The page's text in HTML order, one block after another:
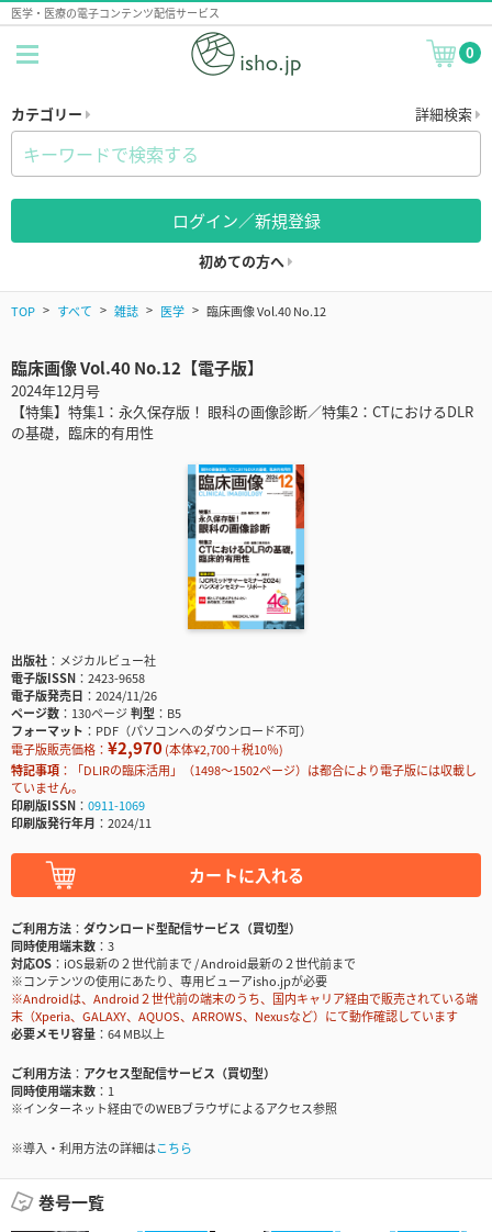
医学・医療の電子コンテンツ配信サービス
0
カテゴリー 詳細検索
ログイン／新規登録
初めての方へ
TOP すべて 雑誌 医学 臨床画像 Vol.40 No.12
臨床画像 Vol.40 No.12【電子版】
2024年12月号
【特集】特集1：永久保存版！ 眼科の画像診断／特集2：CTにおけるDLR
の基礎，臨床的有用性
出版社
メジカルビュー社
電子版ISSN
2423-9658
電子版発売日
2024/11/26
ページ数
130ページ判型
B5
フォーマット
PDF（パソコンへのダウンロード不可）
電子版販売価格： ¥2,970(本体¥2,700＋税10％)
特記事項
「DLIRの臨床活用」（1498〜1502ページ）は都合により電子版には収載し
ていません。
印刷版ISSN
0911-1069
印刷版発行年月
2024/11
カートに入れる
ご利用方法
ダウンロード型配信サービス（買切型）
同時使用端末数
3
対応OS
iOS最新の２世代前まで / Android最新の２世代前まで
※コンテンツの使用にあたり、専用ビューアisho.jpが必要
※Androidは、Android２世代前の端末のうち、国内キャリア経由で販売されている端
末（Xperia、GALAXY、AQUOS、ARROWS、Nexusなど）にて動作確認しています
必要メモリ容量
64 MB以上
ご利用方法
アクセス型配信サービス（買切型）
同時使用端末数
1
※インターネット経由でのWEBブラウザによるアクセス参照
※導入・利用方法の詳細はこちら
巻号一覧